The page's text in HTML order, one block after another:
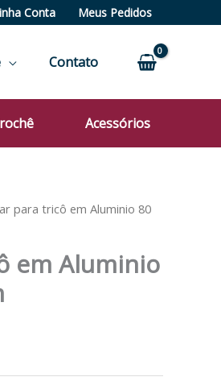
Conta Meus Pedidos
Contato
Acessórios
para tricô em Aluminio 80
em Aluminio